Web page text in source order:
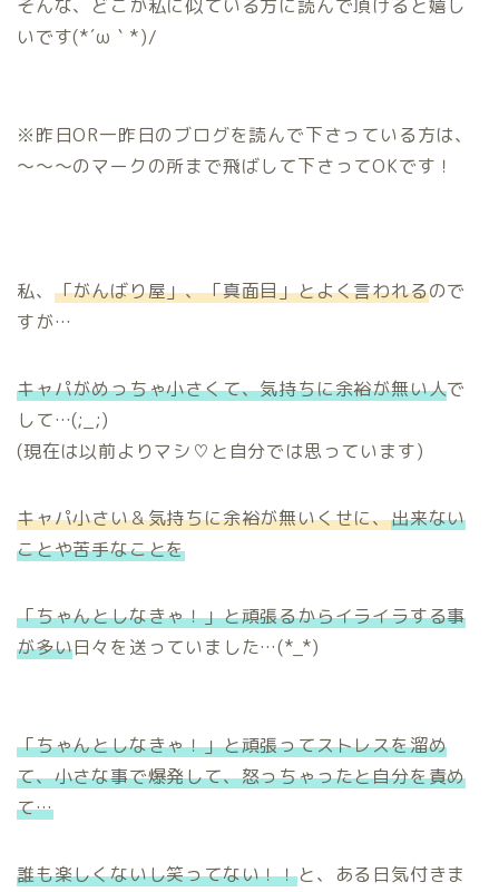
そんな、どこか私に似ている方に読んで頂けると嬉し
いです(*´ω｀*)/
※昨日OR一昨日のブログを読んで下さっている方は、
～～～のマークの所まで飛ばして下さってOKです！
私、 「がんばり屋」、「真面目」とよく言われるので
すが…
キャパがめっちゃ小さくて、気持ちに余裕が無い人で
して…(;_;)
(現在は以前よりマシ♡と自分では思っています)
キャパ小さい＆気持ちに余裕が無いくせに、出来ない
ことや苦手なことを
「ちゃんとしなきゃ！」と頑張るからイライラする事
が多い日々を送っていました…(*_*)
「ちゃんとしなきゃ！」と頑張ってストレスを溜め
て、小さな事で爆発して、怒っちゃったと自分を責め
て…
誰も楽しくないし笑ってない！！と、ある日気付きま